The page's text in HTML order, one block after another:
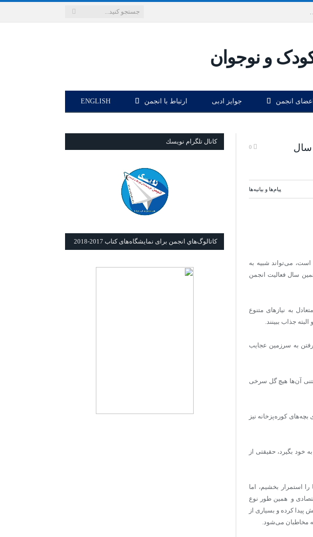
اعضای انجمن جوایز ادبی ارتباط با انجمن ENGLISH
سال
پیام‌ها و بیانیه‌ها
است، می‌تواند شبیه به
سال فعالیت انجمن
به نیازهای متنوع
جذاب ببینند.
به سرزمین عجایب
آن‌ها هیچ گل سرخی
کوره‌پزخانه نیز
خود بگیرد، حقیقتی از
استمرار بخشیم، اما
و همین طور نوع
کرده و بسیاری از
مخاطبان می‌شود.
كانال تلگرام نويسك
كاتالوگ‌هاي انجمن برای نمايشگاه‌های كتاب 2017-2018